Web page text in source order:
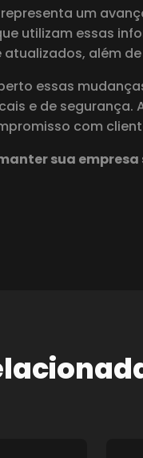
representa um
utilizam essas
além
essas
e de
com
sua